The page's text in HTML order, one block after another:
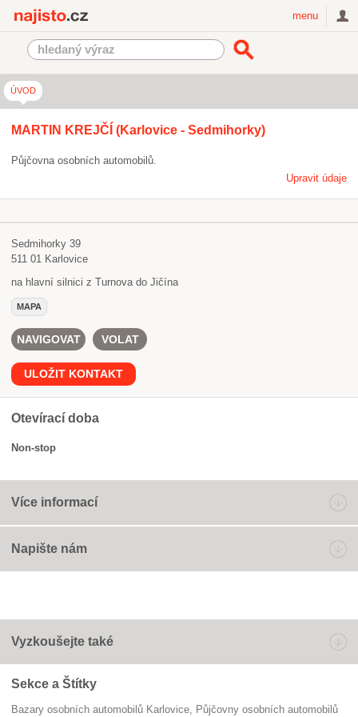
menu
ÚVOD
MARTIN KREJČÍ (Karlovice - Sedmihorky)
Půjčovna osobních automobilů.
Upravit údaje
Sedmihorky 39
511 01 Karlovice
na hlavní silnici z Turnova do Jičína
MAPA
NAVIGOVAT VOLAT
ULOŽIT KONTAKT
Otevírací doba
Non-stop
Více informací
Napište nám
Vyzkoušejte také
Sekce a Štítky
Bazary osobních automobilů Karlovice Půjčovny osobních automobilů